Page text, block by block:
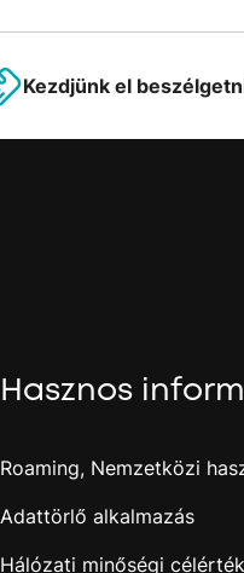
Kezdjünk el
Hasznos
Roaming, Nemzetközi
Adattörlő alkalmazás
Hálózati minőségi